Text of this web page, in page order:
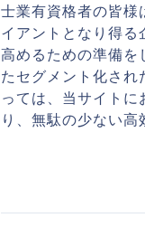
士業有資格者の皆様
イアントとなり得る
高めるための準備を
たセグメント化され
っては、当サイト
り、無駄の少ない高